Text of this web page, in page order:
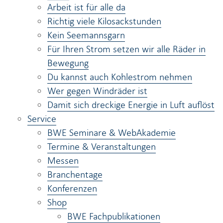
Arbeit ist für alle da
Richtig viele Kilosackstunden
Kein Seemannsgarn
Für Ihren Strom setzen wir alle Räder in
Bewegung
Du kannst auch Kohlestrom nehmen
Wer gegen Windräder ist
Damit sich dreckige Energie in Luft auflöst
Service
BWE Seminare & WebAkademie
Termine & Veranstaltungen
Messen
Branchentage
Konferenzen
Shop
BWE Fachpublikationen